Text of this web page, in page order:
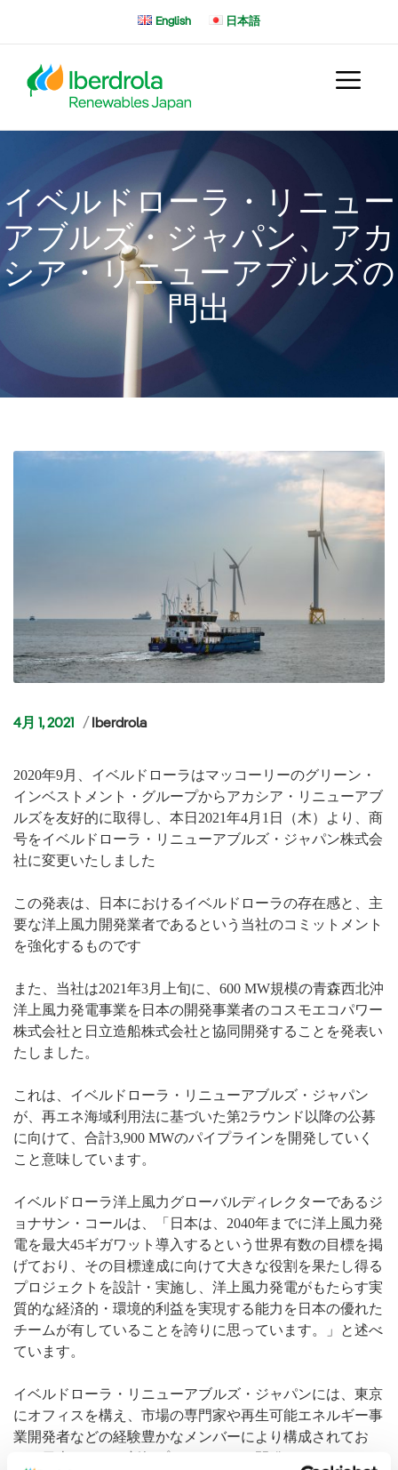
プ
English 日本語
イベルドローラ・リニュー
アブルズ・ジャパン、アカ
シア・リニューアブルズの
門出
4月 1, 2021
カ
リ
ー
Iberdrola
2020年9月、イベルドローラはマッコーリーのグリーン・
インベストメント・グループからアカシア・リニューアブ
ルズを友好的に取得し、本日2021年4月1日（木）より、商
号をイベルドローラ・リニューアブルズ・ジャパン株式会
社に変更いたしました
この発表は、日本におけるイベルドローラの存在感と、主
要な洋上風力開発業者であるという当社のコミットメント
を強化するものです
また、当社は2021年3月上旬に、600 MW規模の青森西北沖
洋上風力発電事業を日本の開発事業者のコスモエコパワー
株式会社と日立造船株式会社と協同開発することを発表い
たしました。
これは、イベルドローラ・リニューアブルズ・ジャパン
が、再エネ海域利用法に基づいた第2ラウンド以降の公募
に向けて、合計3,900 MWのパイプラインを開発していく
こと意味しています。
イベルドローラ洋上風力グローバルディレクターであるジ
ョナサン・コールは、「日本は、2040年までに洋上風力発
電を最大45ギガワット導入するという世界有数の目標を掲
げており、その目標達成に向けて大きな役割を果たし得る
プロジェクトを設計・実施し、洋上風力発電がもたらす実
質的な経済的・環境的利益を実現する能力を日本の優れた
チームが有していることを誇りに思っています。」と述べ
ています。
イベルドローラ・リニューアブルズ・ジャパンには、東京
にオフィスを構え、市場の専門家や再生可能エネルギー事
業開発者などの経験豊かなメンバーにより構成されてお